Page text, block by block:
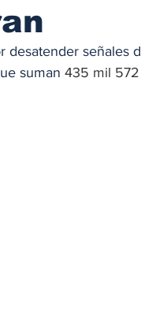
señales
suman 435 mil